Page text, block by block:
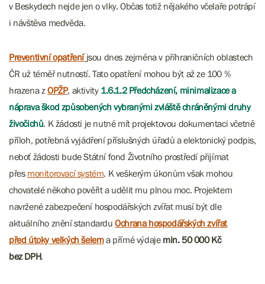
v Beskydech nejde jen o vlky. Občas totiž nějakého včelaře potrápí
i návštěva medvěda.
Preventivní opatření jsou dnes zejména v příhraničních oblastech
ČR už téměř nutností. Tato opatření mohou být až ze 100 %
hrazena zOPŽP, aktivity 1.6.1.2 Předcházení, minimalizace a
náprava škod způsobených vybranými zvláště chráněnými druhy
živočichů. K žádosti je nutné mít projektovou dokumentaci včetně
příloh, potřebná vyjádření příslušných úřadů a elektonický podpis,
neboť žádosti bude Státní fond Životního prostředí přijímat
přes monitorovací systém. K veškerým úkonům však mohou
chovatelé někoho pověřit a udělit mu plnou moc. Projektem
navržené zabezpečení hospodářských zvířat musí být dle
aktuálního znění standarduOchrana hospodářských zvířat
před útoky velkých šelema přímé výdaje min. 50 000 Kč
bez DPH.